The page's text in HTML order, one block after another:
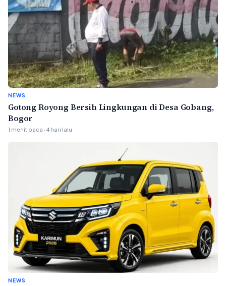
NEWS
Gotong Royong Bersih Lingkungan di Desa Gobang,
Bogor
1 menit baca · 4 hari lalu
NEWS